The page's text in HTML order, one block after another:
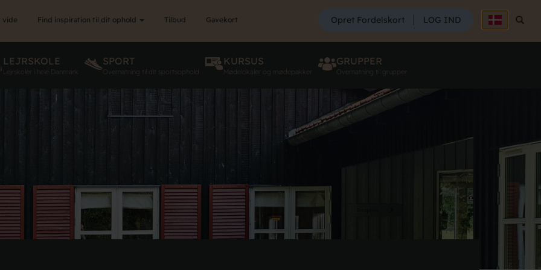
SØG
Søg
Opret Fordelskort LOG IND
vide Find inspiration til dit ophold Tilbud Gavekort
LEJRSKOLE
Lejrskoler i hele Danmark
SPORT
Overnatning til dit sportsophold
KURSUS
Mødelokaler og mødepakker
GRUPPER
Overnatning til grupper